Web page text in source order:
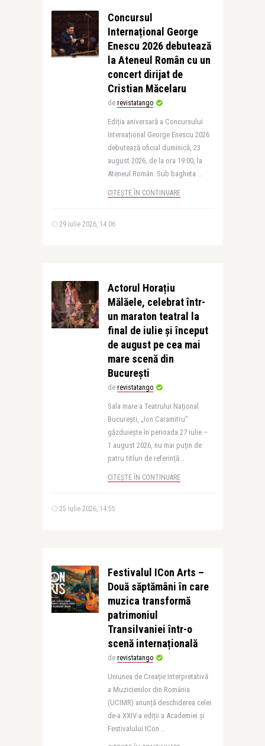
Concursul
Internațional George
Enescu 2026 debutează
la Ateneul Român cu un
concert dirijat de
Cristian Măcelaru
de revistatango
Ediția aniversară a Concursului
Internațional George Enescu 2026
debutează oficial duminică, 23
august 2026, de la ora 19:00, la
Ateneul Român. Sub bagheta ..
CITEȘTE ÎN CONTINUARE
29 iulie 2026, 14:06
Actorul Horațiu
Mălăele, celebrat într-
un maraton teatral la
final de iulie și început
de august pe cea mai
mare scenă din
București
de revistatango
Sala mare a Teatrului Național
București, „Ion Caramitru”
găzduiește în perioada 27 iulie –
1 august 2026, nu mai puțin de
patru titluri de referință ..
CITEȘTE ÎN CONTINUARE
25 iulie 2026, 14:55
Festivalul ICon Arts –
Două săptămâni în care
muzica transformă
patrimoniul
Transilvaniei într-o
scenă internațională
de revistatango
Uniunea de Creație Interpretativă
a Muzicienilor din România
(UCIMR) anunță deschiderea celei
de-a XXIV-a ediții a Academiei și
Festivalului ICon ..